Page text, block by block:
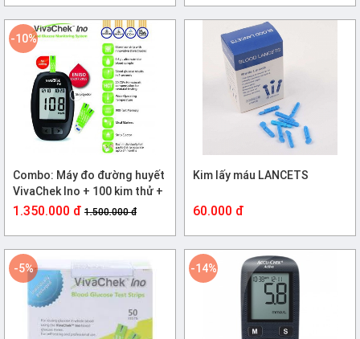
Combo: Máy đo đường huyết
VivaChek Ino + 100 kim thử +
50 que
1.350.000 đ 1.500.000 đ
-10%
Kim lấy máu LANCETS
60.000 đ
-5% -14%